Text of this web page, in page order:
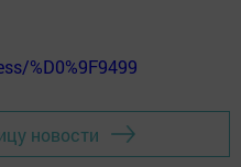
%D0%9F9499
новости